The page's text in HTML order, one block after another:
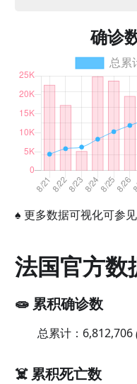
确诊
♠ 更多数据可视化可参见
法国官方数
🧫 累积确诊数
总累计： 6,812,706
☠️ 累积死亡数